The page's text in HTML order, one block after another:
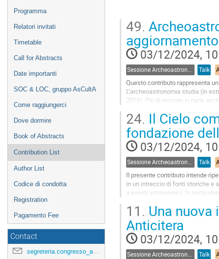
Programma
Relatori invitati
Timetable
Call for Abstracts
Date importanti
SOC & LOC, gruppo AsCultA
Come raggiungerci
Dove dormire
Book of Abstracts
Contribution List
Author List
Codice di condotta
Registration
Pagamento Fee
Contact
segreteria.congresso_asculta@ifc.inaf.it
49.
03/12/2024,
Talk
Questo contributo rappresenta
L’archeoastronomia studia (in
2016). Più di recente si parla
Go
to
contribution
page
24. Il Cielo
fondazione
03/12/2024,
Sessione Archeoastronomia Talk
Il presente contributo intende
in un intreccio di fonti storiche e
a eventi astronomici. In
Go
to
contribution
page
11. Una
Anticitera
03/12/2024,
Sessione Archeoastronomia Talk